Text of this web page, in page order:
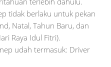
tidak berlaku untuk pekan
Natal, Tahun Baru, dan
Raya Idul Fitri).
udah termasuk: Driver